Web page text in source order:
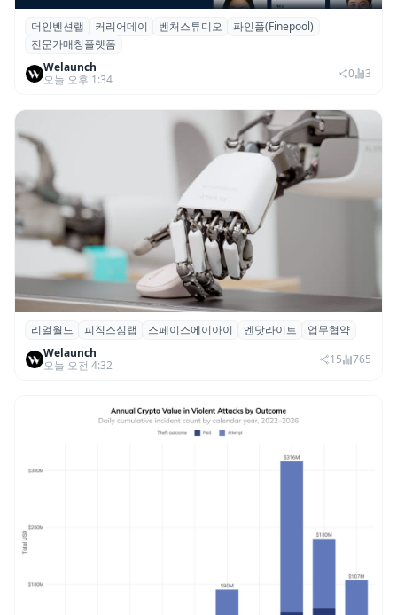
더인벤션랩·커리어데이, 스타트업 전문가 매
칭 플랫폼 ‘파인풀’ 출시
더인벤션랩 커리어데이 벤처스튜디오
파인풀(Finepool)
전문가매칭플랫폼
Welaunch
오늘 오후 1:34
0 3
리얼월드, 로봇테크 스타트업 3곳과 손잡고
휴머노이드 표준 만든다
리얼월드 피직스심랩 스페이스에이아이 엔닷라이트
업무협약
Welaunch
오늘 오전 4:32
15 765